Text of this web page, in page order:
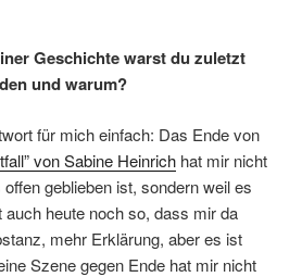
Geschichte warst du zuletzt
und warum?
für mich einfach: Das Ende von
von Sabine Heinrich hat mir nicht
geblieben ist, sondern weil es
heute noch so, dass mir da
mehr Erklärung, aber es ist
Szene gegen Ende hat mir nicht